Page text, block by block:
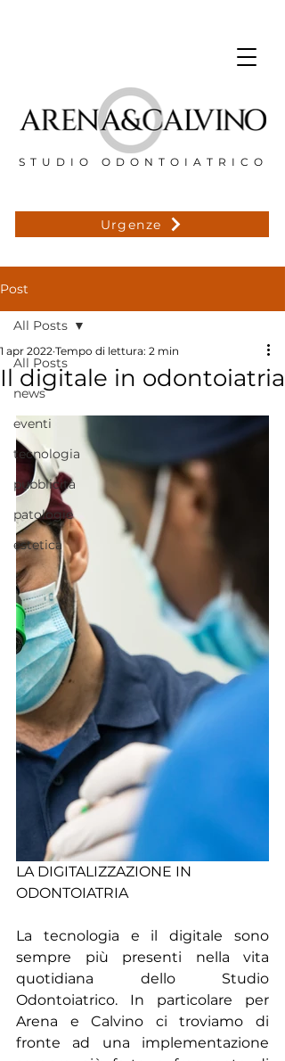
STUDIO ODONTOIATRICO
Urgenze
Post
All Posts
news
eventi
tecnologia
pubblicità
patologie
estetica
All Posts
Il digitale in odontoiatria
1 apr 2022 Tempo di lettura: 2 min
LA DIGITALIZZAZIONE IN
ODONTOIATRIA
La tecnologia e il digitale sono
sempre più presenti nella vita
quotidiana dello Studio
Odontoiatrico. In particolare per
Arena e Calvino ci troviamo di
fronte ad una implementazione